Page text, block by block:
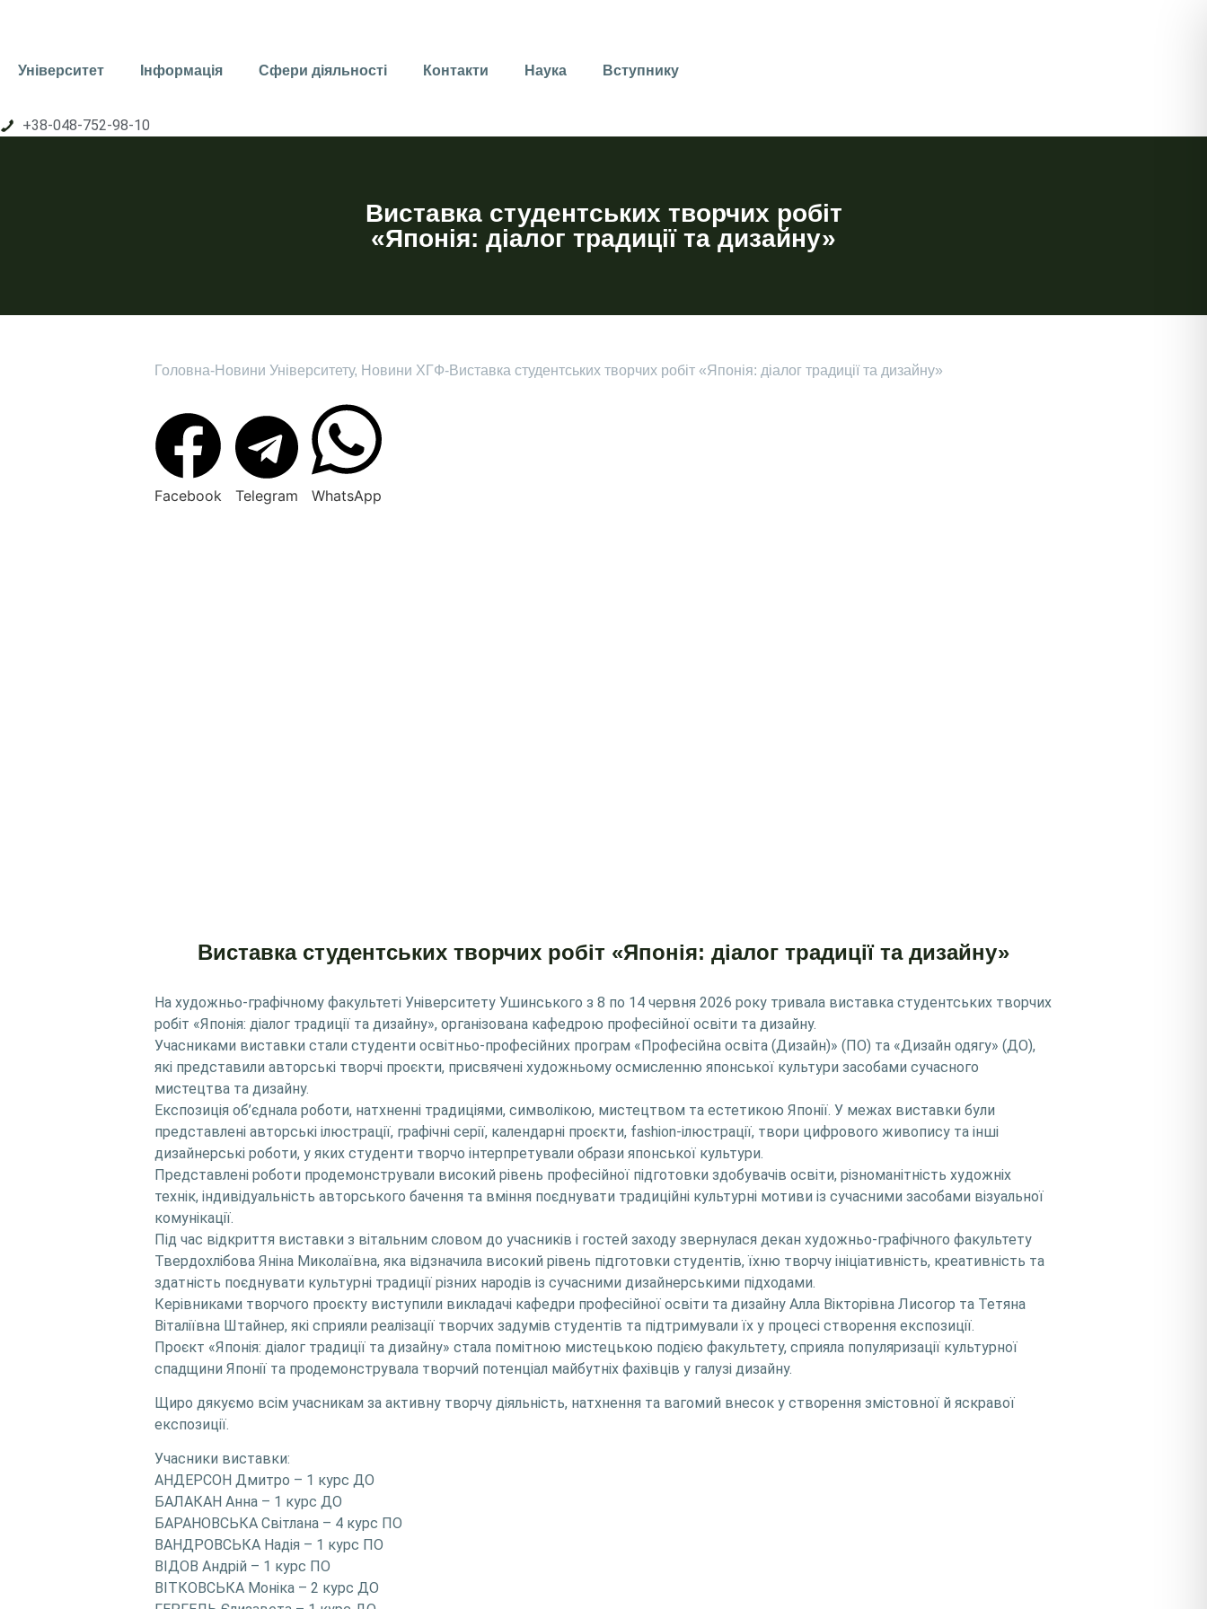
Університет Інформація Сфери діяльності Контакти Наука Вступнику
+38-048-752-98-10
Виставка студентських творчих робіт
«Японія: діалог традиції та дизайну»
Головна-Новини Університету, Новини ХГФ-Виставка студентських творчих робіт «Японія: діалог традиції та дизайну»
Facebook Telegram WhatsApp
Виставка студентських творчих робіт «Японія: діалог традиції та дизайну»
На художньо-графічному факультеті Університету Ушинського з 8 по 14 червня 2026 року тривала виставка студентських творчих
робіт «Японія: діалог традиції та дизайну», організована кафедрою професійної освіти та дизайну.
Учасниками виставки стали студенти освітньо-професійних програм «Професійна освіта (Дизайн)» (ПО) та «Дизайн одягу» (ДО),
які представили авторські творчі проєкти, присвячені художньому осмисленню японської культури засобами сучасного
мистецтва та дизайну.
Експозиція об’єднала роботи, натхненні традиціями, символікою, мистецтвом та естетикою Японії. У межах виставки були
представлені авторські ілюстрації, графічні серії, календарні проєкти, fashion-ілюстрації, твори цифрового живопису та інші
дизайнерські роботи, у яких студенти творчо інтерпретували образи японської культури.
Представлені роботи продемонстрували високий рівень професійної підготовки здобувачів освіти, різноманітність художніх
технік, індивідуальність авторського бачення та вміння поєднувати традиційні культурні мотиви із сучасними засобами візуальної
комунікації.
Під час відкриття виставки з вітальним словом до учасників і гостей заходу звернулася декан художньо-графічного факультету
Твердохлібова Яніна Миколаївна, яка відзначила високий рівень підготовки студентів, їхню творчу ініціативність, креативність та
здатність поєднувати культурні традиції різних народів із сучасними дизайнерськими підходами.
Керівниками творчого проєкту виступили викладачі кафедри професійної освіти та дизайну Алла Вікторівна Лисогор та Тетяна
Віталіївна Штайнер, які сприяли реалізації творчих задумів студентів та підтримували їх у процесі створення експозиції.
Проєкт «Японія: діалог традиції та дизайну» стала помітною мистецькою подією факультету, сприяла популяризації культурної
спадщини Японії та продемонструвала творчий потенціал майбутніх фахівців у галузі дизайну.
Щиро дякуємо всім учасникам за активну творчу діяльність, натхнення та вагомий внесок у створення змістовної й яскравої
експозиції.
Учасники виставки:
АНДЕРСОН Дмитро – 1 курс ДО
БАЛАКАН Анна – 1 курс ДО
БАРАНОВСЬКА Світлана – 4 курс ПО
ВАНДРОВСЬКА Надія – 1 курс ПО
ВІДОВ Андрій – 1 курс ПО
ВІТКОВСЬКА Моніка – 2 курс ДО